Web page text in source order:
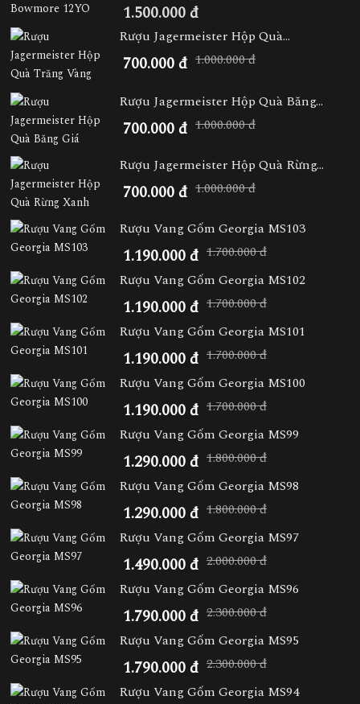
1.500.000 đ
Rượu Jagermeister Hộp Quà...
700.000 đ 1.000.000 đ
Rượu Jagermeister Hộp Quà Băng...
700.000 đ 1.000.000 đ
Rượu Jagermeister Hộp Quà Rừng...
700.000 đ 1.000.000 đ
Rượu Vang Gốm Georgia MS103
1.190.000 đ 1.700.000 đ
Rượu Vang Gốm Georgia MS102
1.190.000 đ 1.700.000 đ
Rượu Vang Gốm Georgia MS101
1.190.000 đ 1.700.000 đ
Rượu Vang Gốm Georgia MS100
1.190.000 đ 1.700.000 đ
Rượu Vang Gốm Georgia MS99
1.290.000 đ 1.800.000 đ
Rượu Vang Gốm Georgia MS98
1.290.000 đ 1.800.000 đ
Rượu Vang Gốm Georgia MS97
1.490.000 đ 2.000.000 đ
Rượu Vang Gốm Georgia MS96
1.790.000 đ 2.300.000 đ
Rượu Vang Gốm Georgia MS95
1.790.000 đ 2.300.000 đ
Rượu Vang Gốm Georgia MS94